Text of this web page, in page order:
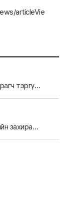
articleVie
[БНХАУ-ын Ляонин муж] Шань И дэд захирагч тэргүүтэй төлөөлөгчид БНСУ-д айлчиллаа.
[БНСУ, Чүнчоннам муж] Чүнчоннам мужийн захирагч Ким Тэ Хым БНХАУ-ын Ардын Гадаадтай харилцах Найрамдлын Нийгэмлэгийн дарга Ян Ваньминтай уулзалт хийлээ.